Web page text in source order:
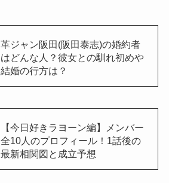
革ジャン阪田(阪田泰志)の婚約者
はどんな人？彼女との馴れ初めや
結婚の行方は？
【今日好きラヨーン編】メンバー
全10人のプロフィール！1話後の
最新相関図と成立予想